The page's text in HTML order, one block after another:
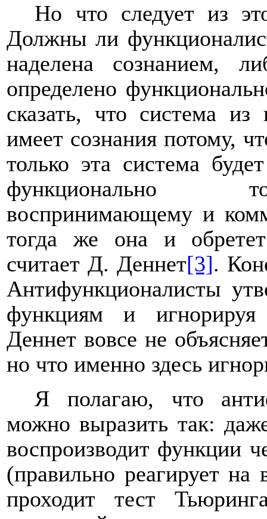
Но что следует из
Должны ли
наделена сознанием,
определено
сказать, что система
имеет сознания потому,
только эта система
функционально
воспринимающему и
тогда же она и
считает Д. Деннет[3].
Антифункционалисты
функциям и игнорируя
Деннет вовсе не
но что именно здесь
Я полагаю, что
можно выразить так:
воспроизводит функции
(правильно реагирует
проходит тест